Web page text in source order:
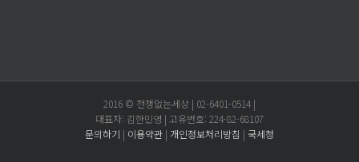
2016 © 전쟁없는세상 | 02-6401-0514 |
대표자: 김한민영 | 고유번호: 224-82-68107
문의하기 | 이용약관 | 개인정보처리방침 | 국세청